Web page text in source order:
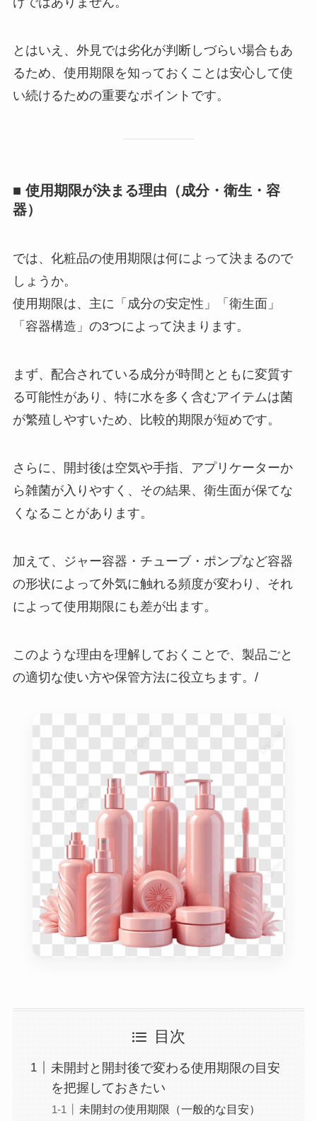
とはいえ、外見では劣化が判断しづらい場合もあ
るため、使用期限を知っておくことは安心して使
い続けるための重要なポイントです。
■ 使用期限が決まる理由（成分・衛生・容
器）
では、化粧品の使用期限は何によって決まるので
しょうか。
使用期限は、主に「成分の安定性」「衛生面」
「容器構造」の3つによって決まります。
まず、配合されている成分が時間とともに変質す
る可能性があり、特に水を多く含むアイテムは菌
が繁殖しやすいため、比較的期限が短めです。
さらに、開封後は空気や手指、アプリケーターか
ら雑菌が入りやすく、その結果、衛生面が保てな
くなることがあります。
加えて、ジャー容器・チューブ・ポンプなど容器
の形状によって外気に触れる頻度が変わり、それ
によって使用期限にも差が出ます。
このような理由を理解しておくことで、製品ごと
の適切な使い方や保管方法に役立ちます。/
目次
未開封と開封後で変わる使用期限の目安
を把握しておきたい
未開封の使用期限（一般的な目安）